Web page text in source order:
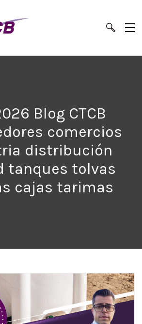
Blog CTCB
comercios
distribución
tanques tolvas
cajas tarimas